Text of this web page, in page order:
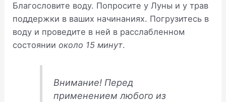
Благословите воду. Попросите у Луны и у трав
поддержки в ваших начинаниях. Погрузитесь в
воду и проведите в ней в расслабленном
состоянииоколо 15 минут.
Внимание! Перед
применением любого из